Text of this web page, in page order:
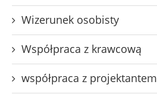
Wizerunek osobisty
Współpraca z krawcową
współpraca z projektantem